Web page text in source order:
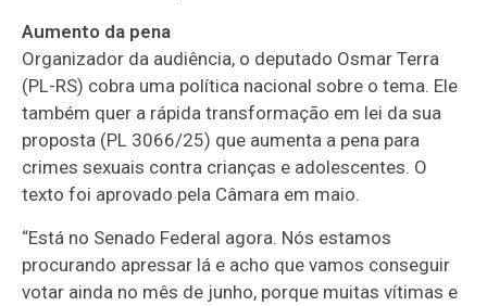
Aumento da pena
Organizador da audiência, o deputado Osmar Terra
(PL-RS) cobra uma política nacional sobre o tema. Ele
também quer a rápida transformação em lei da sua
proposta (PL 3066/25) que aumenta a pena para
crimes sexuais contra crianças e adolescentes. O
texto foi aprovado pela Câmara em maio.
“Está no Senado Federal agora. Nós estamos
procurando apressar lá e acho que vamos conseguir
votar ainda no mês de junho, porque muitas vítimas e